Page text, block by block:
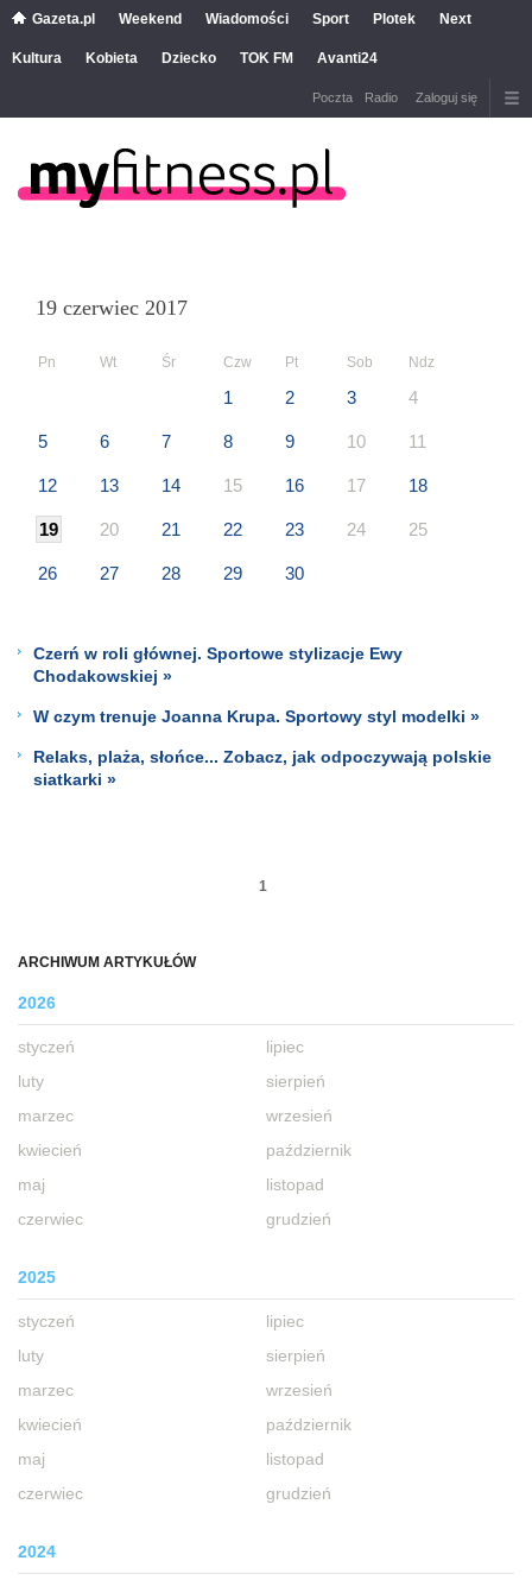
Gazeta.pl Weekend Wiadomości Sport Plotek Next
Kultura Kobieta Dziecko TOK FM Avanti24
Poczta Radio Zaloguj się
ARCHIWUM ARTYKUŁÓW
2026
styczeń
luty
marzec
kwiecień
maj
czerwiec
lipiec
sierpień
wrzesień
październik
listopad
grudzień
2025
styczeń
luty
marzec
kwiecień
maj
czerwiec
lipiec
sierpień
wrzesień
październik
listopad
grudzień
2024
19 czerwiec 2017
Pn Wt Śr Czw Pt Sob Ndz
1 2 3 4
5 6 7 8 9 10 11
12 13 14 15 16 17 18
19 20 21 22 23 24 25
26 27 28 29 30
Czerń w roli głównej. Sportowe stylizacje Ewy
Chodakowskiej »
W czym trenuje Joanna Krupa. Sportowy styl modelki »
Relaks, plaża, słońce... Zobacz, jak odpoczywają polskie
siatkarki »
1